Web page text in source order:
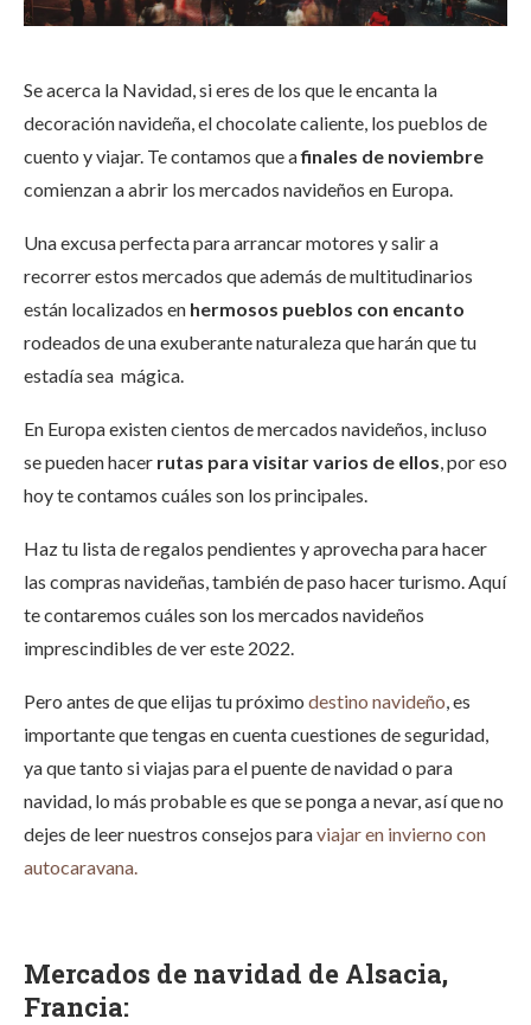
Se acerca la Navidad, si eres de los que le encanta la
decoración navideña, el chocolate caliente, los pueblos de
cuento y viajar. Te contamos que afinales de noviembre
comienzan a abrir los mercados navideños en Europa.
Una excusa perfecta para arrancar motores y salir a
recorrer estos mercados que además de multitudinarios
están localizados en hermosos pueblos con encanto
rodeados de una exuberante naturaleza que harán que tu
estadía sea mágica.
En Europa existen cientos de mercados navideños, incluso
se pueden hacer rutas para visitar varios de ellos , por eso
hoy te contamos cuáles son los principales.
Haz tu lista de regalos pendientes y aprovecha para hacer
las compras navideñas, también de paso hacer turismo. Aquí
te contaremos cuáles son los mercados navideños
imprescindibles de ver este 2022.
Pero antes de que elijas tu próximo destino navideño , es
importante que tengas en cuenta cuestiones de seguridad,
ya que tanto si viajas para el puente de navidad o para
navidad, lo más probable es que se ponga a nevar, así que no
dejes de leer nuestros consejos paraviajar en invierno con
autocaravana.
Mercados de navidad de Alsacia,
Francia: